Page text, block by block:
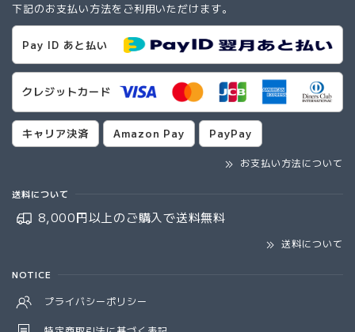
下記のお支払い方法をご利用いただけます。
Pay ID あと払い
クレジットカード
キャリア決済 Amazon Pay PayPay
お支払い方法について
送料について
8,000円以上のご購入で送料無料
送料について
NOTICE
プライバシーポリシー